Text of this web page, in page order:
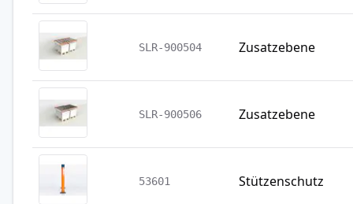
SLR-900504 Zusatzebene
SLR-900506 Zusatzebene
53601 Stützenschutz